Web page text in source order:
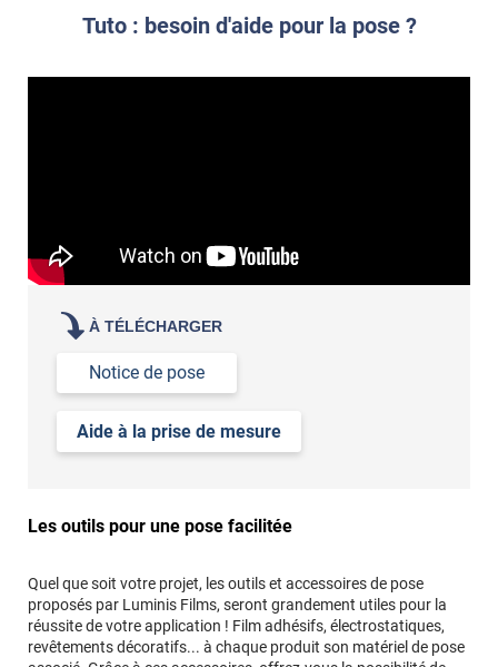
Tuto : besoin d'aide pour la pose ?
À TÉLÉCHARGER
Notice de pose
Aide à la prise de mesure
Les outils pour une pose facilitée
Quel que soit votre projet, les outils et accessoires de pose
proposés par Luminis Films, seront grandement utiles pour la
réussite de votre application ! Film adhésifs, électrostatiques,
revêtements décoratifs... à chaque produit son matériel de pose